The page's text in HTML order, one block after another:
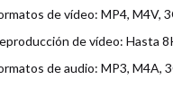
de vídeo: MP4, M4V,
de vídeo: Hasta
de audio: MP3, M4A,